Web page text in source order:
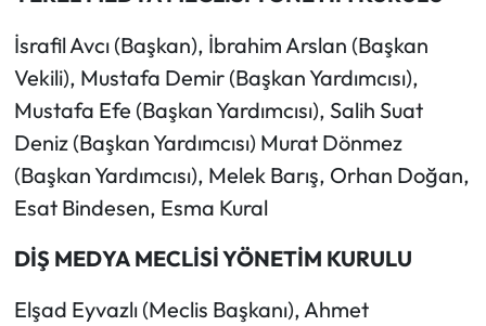
İsrafil Avcı (Başkan), İbrahim Arslan (Başkan
Vekili), Mustafa Demir (Başkan Yardımcısı),
Mustafa Efe (Başkan Yardımcısı), Salih Suat
Deniz (Başkan Yardımcısı) Murat Dönmez
(Başkan Yardımcısı), Melek Barış, Orhan Doğan,
Esat Bindesen, Esma Kural
DİŞ MEDYA MECLİSİ YÖNETİM KURULU
Elşad Eyvazlı (Meclis Başkanı), Ahmet